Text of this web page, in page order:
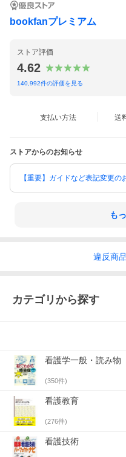
bookfanプレミアム
ストア評価
4.62
140,992件の評価を見る
支払い方法 送
ストアからのお知らせ
【重要】ガイドなど表記変更
も
違反商
カテゴリから探す
看護学一般・読み物
(350件)
看護教育
(276件)
看護技術